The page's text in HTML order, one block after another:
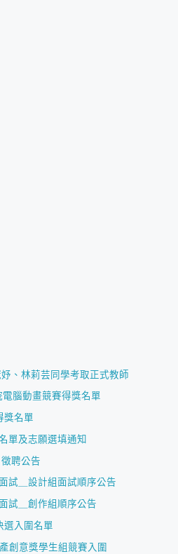
、林莉芸同學考取正式教師
電腦動畫競賽得獎名單
獎名單
單及志願選填通知
聘公告
試＿設計組面試順序公告
試＿創作組順序公告
選入圍名單
創意獎學生組競賽入圍